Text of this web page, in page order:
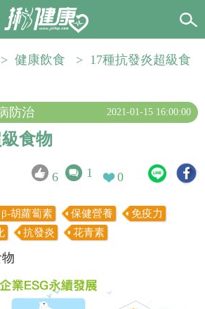
> 健康飲食 > 17種抗發炎超級食
防治 2021-01-15 16:00:00
食物
6 1 0
β-胡蘿蔔素 保健營養
免疫力
抗發炎 花青素